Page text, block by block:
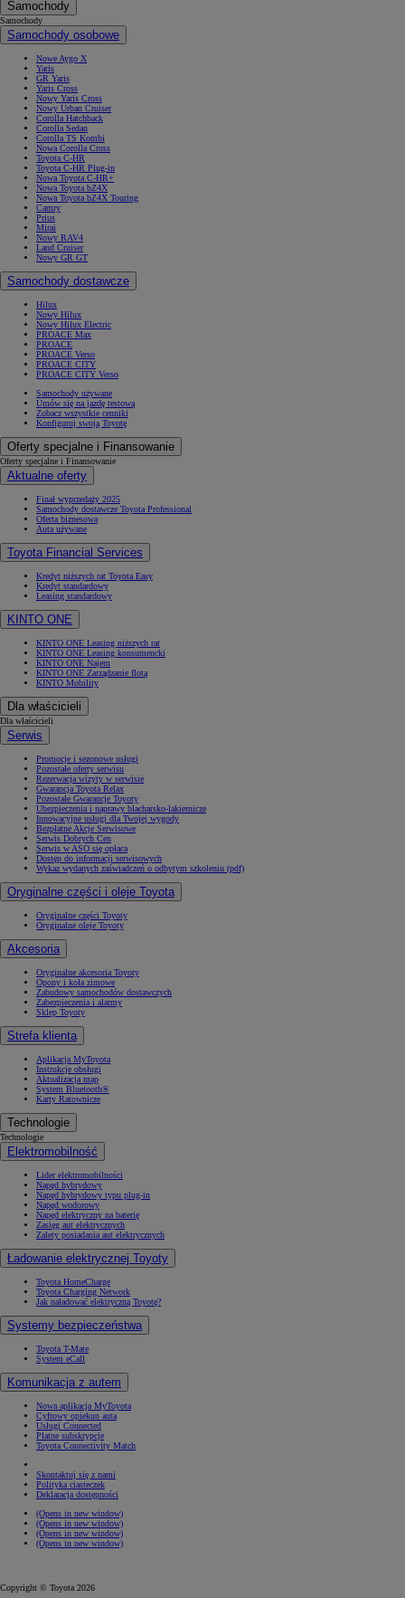
Samochody
Samochody
Samochody osobowe
Nowe Aygo X
Yaris
GR Yaris
Yaris Cross
Nowy Yaris Cross
Nowy Urban Cruiser
Corolla Hatchback
Corolla Sedan
Corolla TS Kombi
Nowa Corolla Cross
Toyota C-HR
Toyota C-HR Plug-in
Nowa Toyota C-HR+
Nowa Toyota bZ4X
Nowa Toyota bZ4X Touring
Camry
Prius
Mirai
Nowy RAV4
Land Cruiser
Nowy GR GT
Samochody dostawcze
Hilux
Nowy Hilux
Nowy Hilux Electric
PROACE Max
PROACE
PROACE Verso
PROACE CITY
PROACE CITY Verso
Samochody używane
Umów się na jazdę testową
Zobacz wszystkie cenniki
Konfiguruj swoją Toyotę
Oferty specjalne i Finansowanie
Oferty specjalne i Finansowanie
Aktualne oferty
Finał wyprzedaży 2025
Samochody dostawcze Toyota Professional
Oferta biznesowa
Auta używane
Toyota Financial Services
Kredyt niższych rat Toyota Easy
Kredyt standardowy
Leasing standardowy
KINTO ONE
KINTO ONE Leasing niższych rat
KINTO ONE Leasing konsumencki
KINTO ONE Najem
KINTO ONE Zarządzanie flotą
KINTO Mobility
Dla właścicieli
Dla właścicieli
Serwis
Promocje i sezonowe usługi
Pozostałe oferty serwisu
Rezerwacja wizyty w serwisie
Gwarancja Toyota Relax
Pozostałe Gwarancje Toyoty
Ubezpieczenia i naprawy blacharsko-lakiernicze
Innowacyjne usługi dla Twojej wygody
Bezpłatne Akcje Serwisowe
Serwis Dobrych Cen
Serwis w ASO się opłaca
Dostęp do informacji serwisowych
Wykaz wydanych zaświadczeń o odbytym szkoleniu (pdf)
Oryginalne części i oleje Toyota
Oryginalne części Toyoty
Oryginalne oleje Toyoty
Akcesoria
Oryginalne akcesoria Toyoty
Opony i koła zimowe
Zabudowy samochodów dostawczych
Zabezpieczenia i alarmy
Sklep Toyoty
Strefa klienta
Aplikacja MyToyota
Instrukcje obsługi
Aktualizacja map
System Bluetooth®
Karty Ratownicze
Technologie
Technologie
Elektromobilność
Lider elektromobilności
Napęd hybrydowy
Napęd hybrydowy typu plug-in
Napęd wodorowy
Napęd elektryczny na baterię
Zasięg aut elektrycznych
Zalety posiadania aut elektrycznych
Ładowanie elektrycznej Toyoty
Toyota HomeCharge
Toyota Charging Network
Jak naładować elektryczną Toyotę?
Systemy bezpieczeństwa
Toyota T-Mate
System eCall
Komunikacja z autem
Nowa aplikacja MyToyota
Cyfrowy opiekun auta
Usługi Connected
Płatne subskrypcje
Toyota Connectivity Match
Skontaktuj się z nami
Polityka ciasteczek
Deklaracja dostępności
(Opens in new window)
(Opens in new window)
(Opens in new window)
(Opens in new window)
Copyright © Toyota 2026